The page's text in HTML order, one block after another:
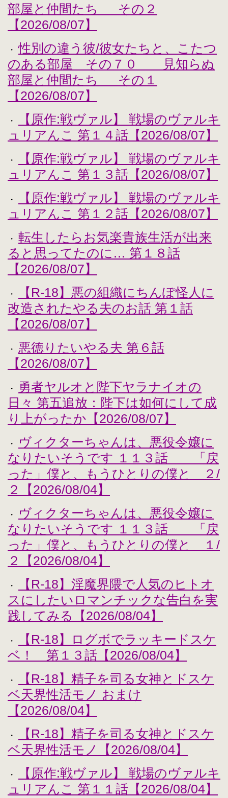
部屋と仲間たち その２
【2026/08/07】
・
性別の違う彼/彼女たちと、こたつ
のある部屋 その７０ 見知らぬ
部屋と仲間たち その１
【2026/08/07】
・
【原作:戦ヴァル】 戦場のヴァルキ
ュリアんこ 第１４話【2026/08/07】
・
【原作:戦ヴァル】 戦場のヴァルキ
ュリアんこ 第１３話【2026/08/07】
・
【原作:戦ヴァル】 戦場のヴァルキ
ュリアんこ 第１２話【2026/08/07】
・
転生したらお気楽貴族生活が出来
ると思ってたのに… 第１８話
【2026/08/07】
・
【R-18】悪の組織にちんぽ怪人に
改造されたやる夫のお話 第１話
【2026/08/07】
・
悪徳りたいやる夫 第６話
【2026/08/07】
・
勇者ヤルオと陛下ヤラナイオの
日々 第五追放：陛下は如何にして成
り上がったか【2026/08/07】
・
ヴィクターちゃんは、悪役令嬢に
なりたいそうです １１３話 「戻
った」僕と、もうひとりの僕と ２/
２【2026/08/04】
・
ヴィクターちゃんは、悪役令嬢に
なりたいそうです １１３話 「戻
った」僕と、もうひとりの僕と １/
２【2026/08/04】
・
【R-18】淫魔界隈で人気のヒトオ
スにしたいロマンチックな告白を実
践してみる【2026/08/04】
・
【R-18】ログボでラッキードスケ
ベ！ 第１３話【2026/08/04】
・
【R-18】精子を司る女神とドスケ
ベ天界性活モノ おまけ
【2026/08/04】
・
【R-18】精子を司る女神とドスケ
ベ天界性活モノ【2026/08/04】
・
【原作:戦ヴァル】 戦場のヴァルキ
ュリアんこ 第１１話【2026/08/04】